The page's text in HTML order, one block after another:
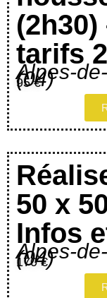
tarifs
Alpes-
(04)
95 €
50 x
Infos
Alpes-
(04)
170 €